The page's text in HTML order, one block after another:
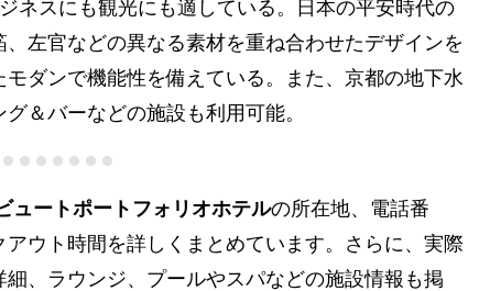
ネスにも観光にも適している。日本の平安時代の
左官などの異なる素材を重ね合わせたデザインを
ダンで機能性を備えている。また、京都の地下水
＆バーなどの施設も利用可能。
ュートポートフォリオホテルの所在地、電話番
ウト時間を詳しくまとめています。さらに、実際
、ラウンジ、プールやスパなどの施設情報も掲